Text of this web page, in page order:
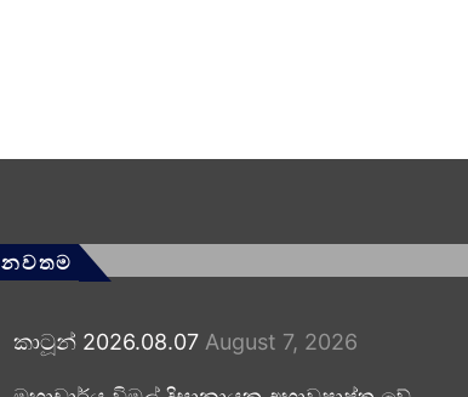
නවතම
කාටූන් 2026.08.07 August 7, 2026